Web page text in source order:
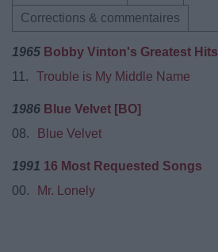
Corrections & commentaires
1965 Bobby Vinton's Greatest Hits
11.
Trouble is My Middle Name
1986 Blue Velvet [BO]
08.
Blue Velvet
1991 16 Most Requested Songs
00.
Mr. Lonely